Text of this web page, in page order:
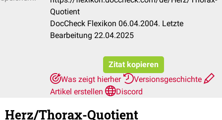
Quotient
DocCheck Flexikon 06.04.2004. Letzte
Bearbeitung 22.04.2025
Zitat kopieren
Was zeigt hierher
Versionsgeschichte
Artikel erstellen
Discord
Herz/Thorax-Quotient